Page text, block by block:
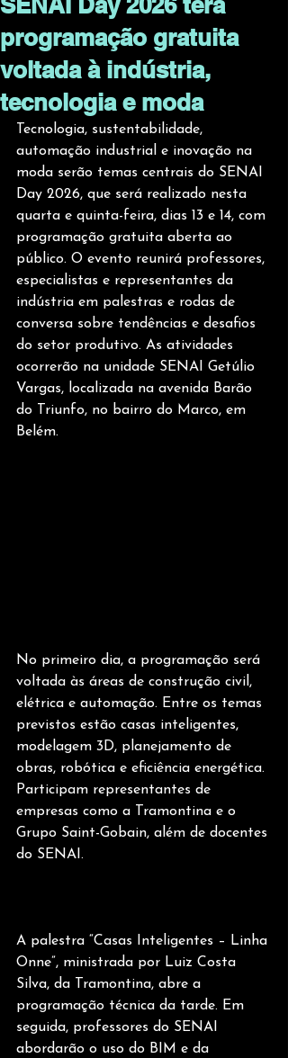
programação gratuita
voltada à indústria,
tecnologia e moda
Tecnologia, sustentabilidade,
automação industrial e inovação na
moda serão temas centrais do SENAI
Day 2026, que será realizado nesta
quarta e quinta-feira, dias 13 e 14, com
programação gratuita aberta ao
público. O evento reunirá professores,
especialistas e representantes da
indústria em palestras e rodas de
conversa sobre tendências e desafios
do setor produtivo. As atividades
ocorrerão na unidade SENAI Getúlio
Vargas, localizada na avenida Barão
do Triunfo, no bairro do Marco, em
Belém.
No primeiro dia, a programação será
voltada às áreas de construção civil,
elétrica e automação. Entre os temas
previstos estão casas inteligentes,
modelagem 3D, planejamento de
obras, robótica e eficiência energética.
Participam representantes de
empresas como a Tramontina e o
Grupo Saint-Gobain, além de docentes
do SENAI.
A palestra “Casas Inteligentes – Linha
Onne”, ministrada por Luiz Costa
Silva, da Tramontina, abre a
programação técnica da tarde. Em
seguida, professores do SENAI
abordarão o uso do BIM e da